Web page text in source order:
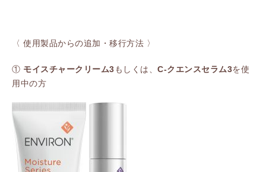
〈 使用製品からの追加・移行方法 〉
① モイスチャークリーム3もしくは、 C-クエンスセラム3を使
用中の方